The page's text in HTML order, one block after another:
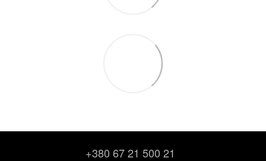
+380 67 21 500 21